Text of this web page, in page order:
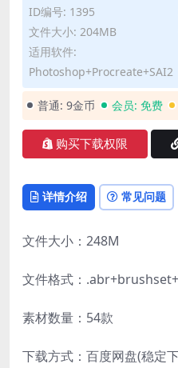
ID编号: 1395
文件大小: 204MB
适用软件:
Photoshop+Procreate+SAI2
普通: 9金币 会员: 免费
购买下载权限
详情介绍 常见问题
文件大小：248M
文件格式：
素材数量：54款
下载方式：百度网盘(稳